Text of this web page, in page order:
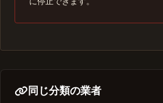
同じ分類の業者